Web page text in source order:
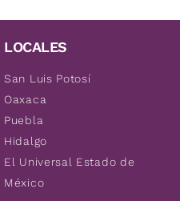
LOCALES
San Luis Potosí
Oaxaca
Puebla
Hidalgo
El Universal Estado de
México